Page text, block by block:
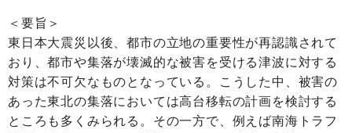
＜要旨＞
東日本大震災以後、都市の立地の重要性が再認識されて
おり、都市や集落が壊滅的な被害を受ける津波に対する
対策は不可欠なものとなっている。こうした中、被害の
あった東北の集落においては高台移転の計画を検討する
ところも多くみられる。その一方で、例えば南海トラフ